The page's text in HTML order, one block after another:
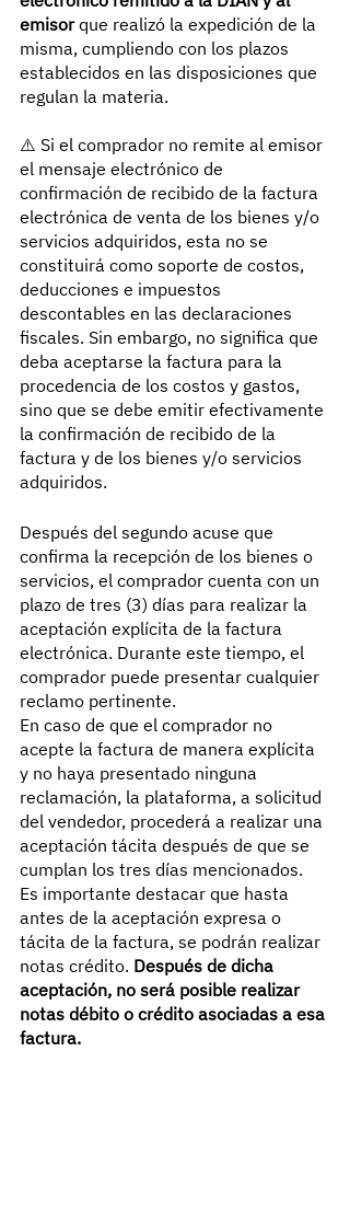
emisor que realizó la expedición de la
misma, cumpliendo con los plazos
establecidos en las disposiciones que
regulan la materia.
⚠️ Si el comprador no remite al emisor
el mensaje electrónico de
confirmación de recibido de la factura
electrónica de venta de los bienes y/o
servicios adquiridos, esta no se
constituirá como soporte de costos,
deducciones e impuestos
descontables en las declaraciones
fiscales. Sin embargo, no significa que
deba aceptarse la factura para la
procedencia de los costos y gastos,
sino que se debe emitir efectivamente
la confirmación de recibido de la
factura y de los bienes y/o servicios
adquiridos.
Después del segundo acuse que
confirma la recepción de los bienes o
servicios, el comprador cuenta con un
plazo de tres (3) días para realizar la
aceptación explícita de la factura
electrónica. Durante este tiempo, el
comprador puede presentar cualquier
reclamo pertinente.
En caso de que el comprador no
acepte la factura de manera explícita
y no haya presentado ninguna
reclamación, la plataforma, a solicitud
del vendedor, procederá a realizar una
aceptación tácita después de que se
cumplan los tres días mencionados.
Es importante destacar que hasta
antes de la aceptación expresa o
tácita de la factura, se podrán realizar
notas crédito. Después de dicha
aceptación, no será posible realizar
notas débito o crédito asociadas a esa
factura.